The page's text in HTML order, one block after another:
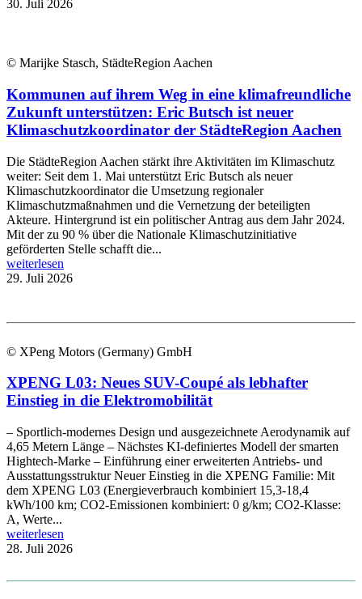
30. Juli 2026
© Marijke Stasch, StädteRegion Aachen
Kommunen auf ihrem Weg in eine klimafreundliche
Zukunft unterstützen: Eric Butsch ist neuer
Klimaschutzkoordinator der StädteRegion Aachen
Die StädteRegion Aachen stärkt ihre Aktivitäten im Klimaschutz
weiter: Seit dem 1. Mai unterstützt Eric Butsch als neuer
Klimaschutzkoordinator die Umsetzung regionaler
Klimaschutzmaßnahmen und die Vernetzung der beteiligten
Akteure. Hintergrund ist ein politischer Antrag aus dem Jahr 2024.
Mit der zu 90 % über die Nationale Klimaschutzinitiative
geförderten Stelle schafft die...
weiterlesen
29. Juli 2026
© XPeng Motors (Germany) GmbH
XPENG L03: Neues SUV-Coupé als lebhafter
Einstieg in die Elektromobilität
– Sportlich-modernes Design und ausgezeichnete Aerodynamik auf
4,65 Metern Länge – Nächstes KI-definiertes Modell der smarten
Hightech-Marke – Einführung einer erweiterten Antriebs- und
Ausstattungsstruktur Neuer Einstieg in die XPENG Familie: Mit
dem XPENG L03 (Energieverbrauch kombiniert 15,3-18,4
kWh/100 km; CO2-Emissionen kombiniert: 0 g/km; CO2-Klasse:
A, Werte...
weiterlesen
28. Juli 2026